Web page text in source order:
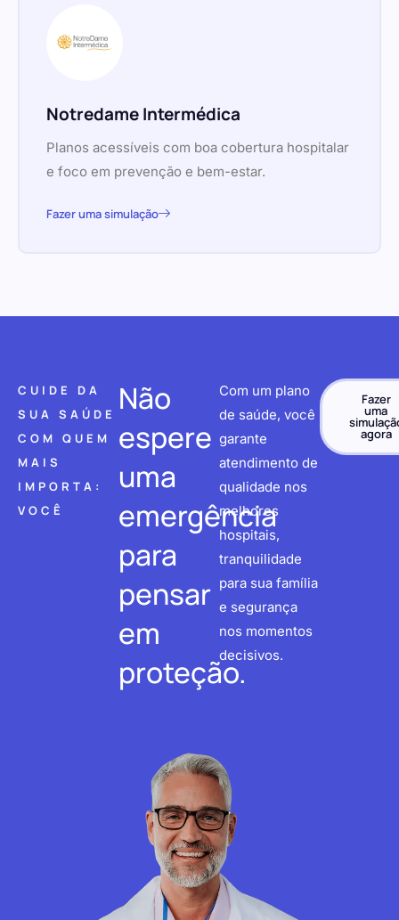
Notredame Intermédica
Planos acessíveis com boa cobertura hospitalar
e foco em prevenção e bem-estar.
Fazer uma simulação
CUIDE DA
SUA SAÚDE
COM QUEM
MAIS
IMPORTA:
VOCÊ
Não
espere
uma
emergência
para
pensar
em
proteção.
Com um plano
de saúde, você
garante
atendimento de
qualidade nos
melhores
hospitais,
tranquilidade
para sua família
e segurança
nos momentos
decisivos.
Fazer
uma
agora